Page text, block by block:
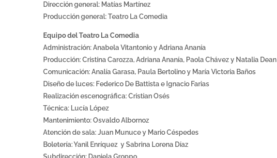
Dirección general: Matías Martínez
Producción general: Teatro La Comedia
Equipo del Teatro La Comedia
Administración: Anabela Vitantonio y Adriana Ananía
Producción: Cristina Carozza, Adriana Ananía, Paola Chávez y Natalia Dean
Comunicación: Analía Garasa, Paula Bertolino y María Victoria Baños
Diseño de luces: Federico De Battista e Ignacio Farias
Realización escenográfica: Cristian Osés
Técnica: Lucía López
Mantenimiento: Osvaldo Albornoz
Atención de sala: Juan Munuce y Mario Céspedes
Boletería: Yanil Enríquez y Sabrina Lorena Díaz